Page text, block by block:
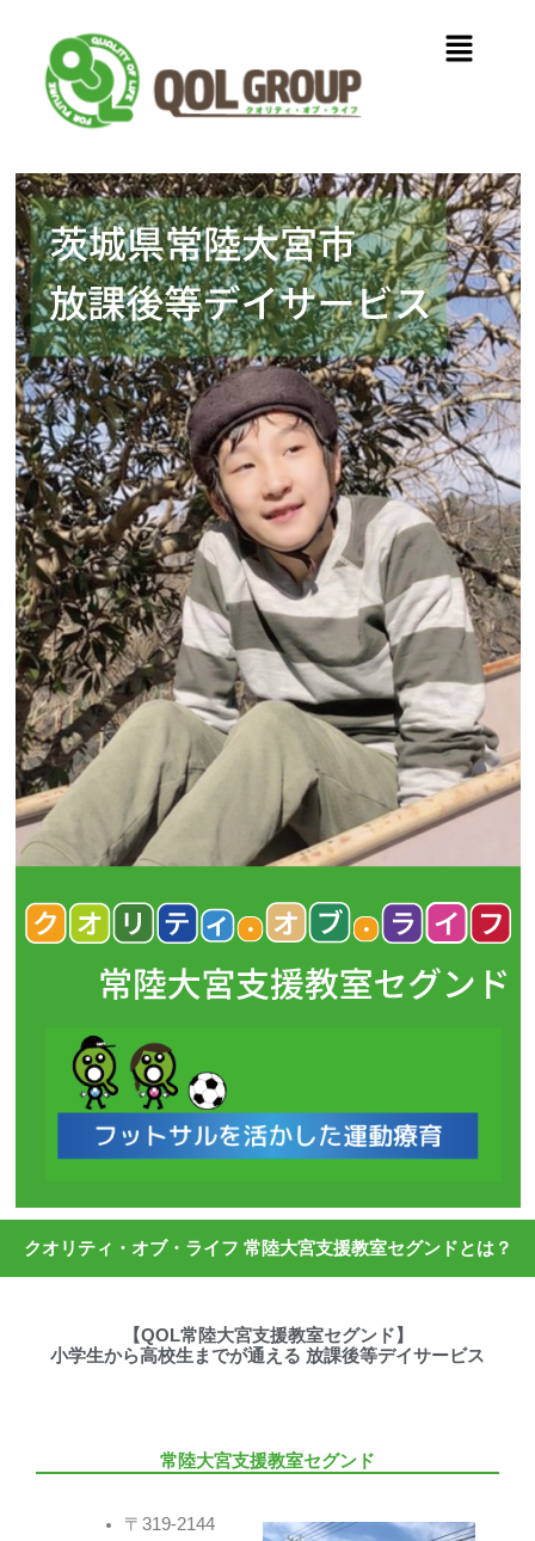
プ
メ
ニ
クオリティ・オブ・ライフ 常陸大宮支援教室セグンドとは？
【QOL常陸大宮支援教室セグンド】
小学生から高校生までが通える 放課後等デイサービス
常陸大宮支援教室セグンド
〒319-2144